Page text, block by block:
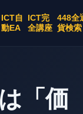
ICT自
動EA
ICT完
全講座
448全
貨検索
「価